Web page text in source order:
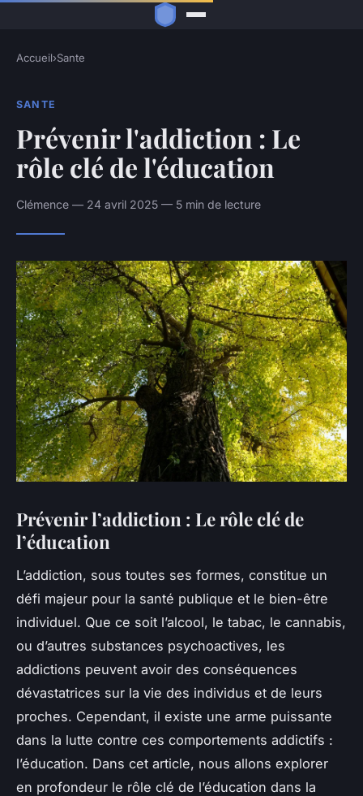
Accueil›Sante
SANTE
Prévenir l'addiction : Le
rôle clé de l'éducation
Clémence — 24 avril 2025 — 5 min de lecture
Prévenir l’addiction : Le rôle clé de
l’éducation
L’addiction, sous toutes ses formes, constitue un
défi majeur pour la santé publique et le bien-être
individuel. Que ce soit l’alcool, le tabac, le cannabis,
ou d’autres substances psychoactives, les
addictions peuvent avoir des conséquences
dévastatrices sur la vie des individus et de leurs
proches. Cependant, il existe une arme puissante
dans la lutte contre ces comportements addictifs :
l’éducation. Dans cet article, nous allons explorer
en profondeur le rôle clé de l’éducation dans la